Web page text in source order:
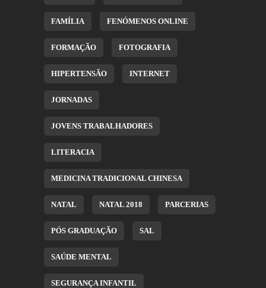
FAMÍLIA FENÓMENOS ONLINE
FORMAÇÃO FOTOGRAFIA
HIPERTENSÃO INTERNET
JORNADAS
JOVENS TRABALHADORES
LITERACIA
MEDICINA TRADICIONAL CHINESA
NATAL NATAL 2018 PARCERIAS
PÓS GRADUAÇÃO SAL
SAÚDE MENTAL
SEGURANÇA INFANTIL